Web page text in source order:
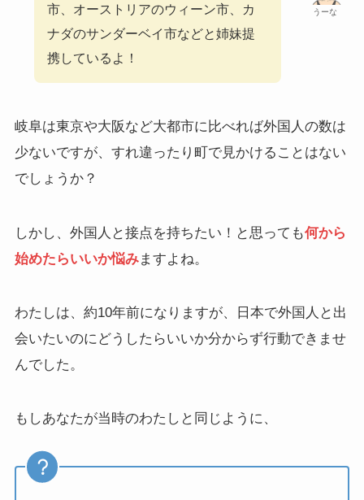
うーな
市、オーストリアのウィーン市、カ
ナダのサンダーベイ市などと姉妹提
携しているよ！
岐阜は東京や大阪など大都市に比べれば外国人の数は
少ないですが、すれ違ったり町で見かけることはない
でしょうか？
しかし、外国人と接点を持ちたい！と思っても何から
始めたらいいか悩みますよね。
わたしは、約10年前になりますが、日本で外国人と出
会いたいのにどうしたらいいか分からず行動できませ
んでした。
もしあなたが当時のわたしと同じように、